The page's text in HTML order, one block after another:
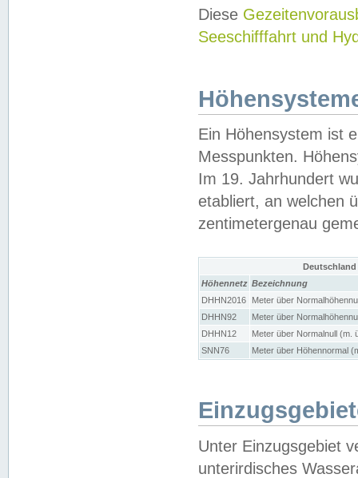
Diese
Seeschifffahrt und
Ein Höhensystem ist
Messpunkten.
Im 19. Jahrhundert
etabliert, an welchen
zentimetergenau
Höhennetz Bezeichnung
DHHN2016
Meter über
DHHN92
Meter über
DHHN12
Meter über Normalnull (m.
SNN76
Meter über Höhennormal
Unter Einzugsgebiet
unterirdisches